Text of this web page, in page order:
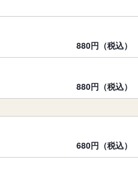
880円（税込）
880円（税込）
680円（税込）